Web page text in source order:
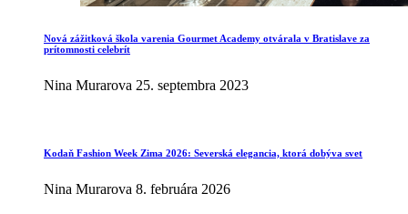
Nová zážitková škola varenia Gourmet Academy otvárala v Bratislave za
prítomnosti celebrít
Nina Murarova 25. septembra 2023
Kodaň Fashion Week Zima 2026: Severská elegancia, ktorá dobýva svet
Nina Murarova 8. februára 2026